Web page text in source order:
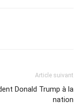
Article suivant
Donald Trump à la
nation